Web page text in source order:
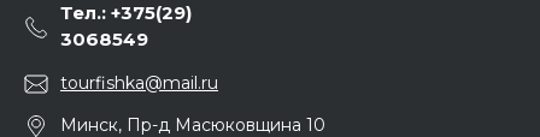
Тел.: +375(29)
3068549
tourfishka@mail.ru
Минск, Пр-д Масюковщина 10